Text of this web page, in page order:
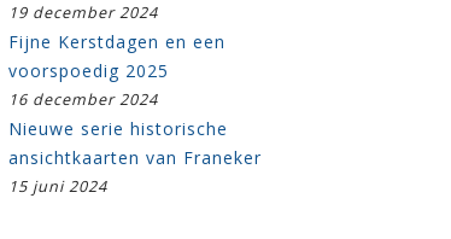
19 december 2024
Fijne Kerstdagen en een
voorspoedig 2025
16 december 2024
Nieuwe serie historische
ansichtkaarten van Franeker
15 juni 2024